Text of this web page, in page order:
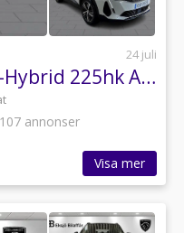
24 juli
Peugeot 3008 Plug-In-Hybrid 225hk Automat *Dragkrok, Värmare*
107 annonser
Visa mer